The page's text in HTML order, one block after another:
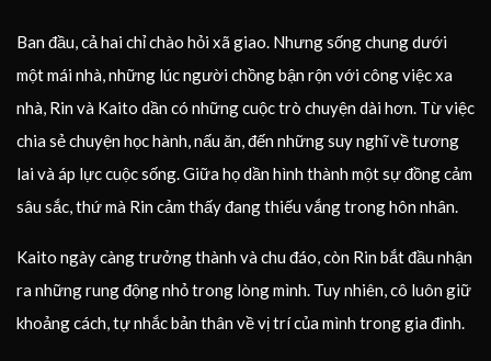
Ban đầu, cả hai chỉ chào hỏi xã giao. Nhưng sống chung dưới
một mái nhà, những lúc người chồng bận rộn với công việc xa
nhà, Rin và Kaito dần có những cuộc trò chuyện dài hơn. Từ việc
chia sẻ chuyện học hành, nấu ăn, đến những suy nghĩ về tương
lai và áp lực cuộc sống. Giữa họ dần hình thành một sự đồng cảm
sâu sắc, thứ mà Rin cảm thấy đang thiếu vắng trong hôn nhân.
Kaito ngày càng trưởng thành và chu đáo, còn Rin bắt đầu nhận
ra những rung động nhỏ trong lòng mình. Tuy nhiên, cô luôn giữ
khoảng cách, tự nhắc bản thân về vị trí của mình trong gia đình.